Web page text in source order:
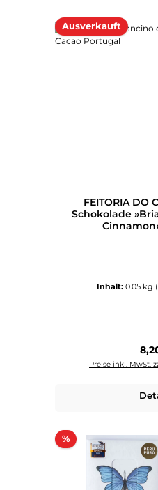
Ausverkauft
FEITORIA DO
Schokolade
Inhalt: 0.05 kg
Preise inkl. MwSt.
%Rabatt